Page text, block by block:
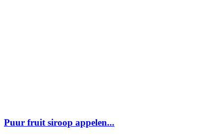
Puur fruit siroop appelen...